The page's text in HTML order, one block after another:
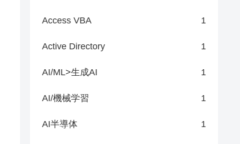
Access VBA 1
Active Directory 1
AI/ML>生成AI 1
AI/機械学習 1
AI半導体 1